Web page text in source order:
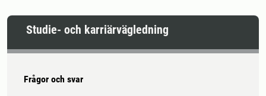
Studie- och karriärvägledning
Frågor och svar